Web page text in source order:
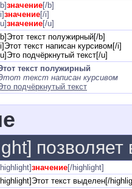
значение[/b]
значение[/i]
значение[/u]
текст полужирный[/b]
текст написан курсивом[/i]
подчёркнутый текст[/u]
текст полужирный
текст написан курсивом
подчёркнутый текст
значение[/highlight]
текст выделен[/